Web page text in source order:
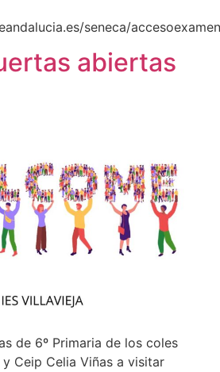
seneca/
abiertas
de 6º Primaria de los coles
y Ceip Celia Viñas a visitar